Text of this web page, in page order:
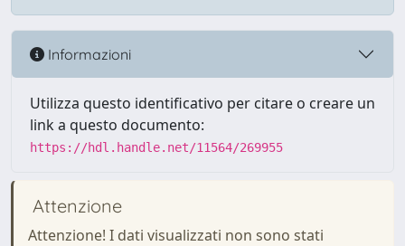
Informazioni
Utilizza questo identificativo per citare o creare un
link a questo documento:
https://hdl.handle.net/11564/269955
Attenzione
Attenzione! I dati visualizzati non sono stati